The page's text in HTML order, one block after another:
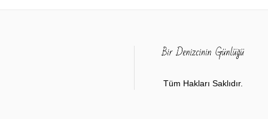
Tüm Hakları Saklıdır.